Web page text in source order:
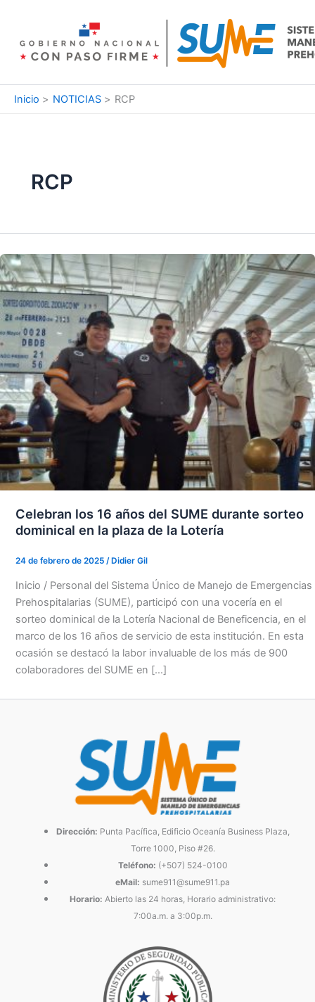
contenido
Inicio NOTICIAS RCP
RCP
Celebran los 16 años del SUME durante sorteo
dominical en la plaza de la Lotería
24 de febrero de 2025 /Didier Gil
Inicio / Personal del Sistema Único de Manejo de Emergencias
Prehospitalarias (SUME), participó con una vocería en el
sorteo dominical de la Lotería Nacional de Beneficencia, en el
marco de los 16 años de servicio de esta institución. En esta
ocasión se destacó la labor invaluable de los más de 900
colaboradores del SUME en […]
Dirección: Punta Pacífica, Edificio Oceanía Business Plaza,
Torre 1000, Piso #26.
Teléfono: (+507) 524-0100
eMail: sume911@sume911.pa
Horario: Abierto las 24 horas, Horario administrativo:
7:00a.m. a 3:00p.m.